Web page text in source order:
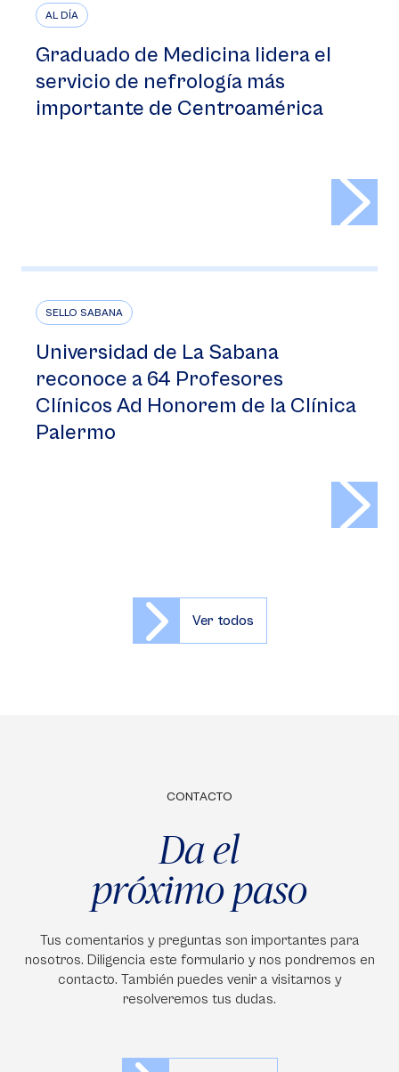
AL DÍA
Graduado de Medicina lidera el
servicio de nefrología más
importante de Centroamérica
SELLO SABANA
Universidad de La Sabana
reconoce a 64 Profesores
Clínicos Ad Honorem de la Clínica
Palermo
Ver todos
CONTACTO
Da el
próximo paso
Tus comentarios y preguntas son importantes para
nosotros. Diligencia este formulario y nos pondremos en
contacto. También puedes venir a visitarnos y
resolveremos tus dudas.